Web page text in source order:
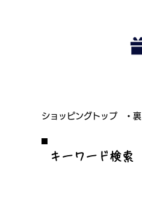
ショッピングトップ ・
​キーワード検索